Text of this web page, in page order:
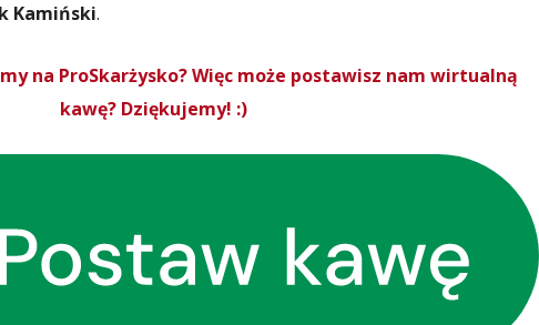
Kamiński.
na ProSkarżysko? Więc może postawisz nam wirtualną
kawę? Dziękujemy! :)